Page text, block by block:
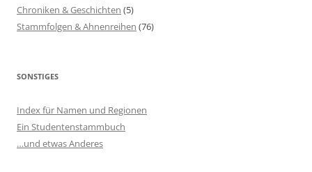
Chroniken & Geschichten (5)
Stammfolgen & Ahnenreihen (76)
SONSTIGES
Index für Namen und Regionen
Ein Studentenstammbuch
…und etwas Anderes